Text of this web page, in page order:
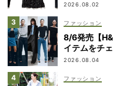
2026.08.02
ファッション
8/6発売【
イテムをチ
2026.08.04
ファッション